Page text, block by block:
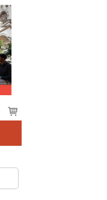
Voir
le